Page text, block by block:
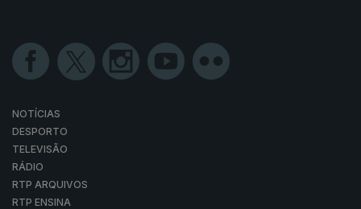
NOTÍCIAS
DESPORTO
TELEVISÃO
RÁDIO
RTP ARQUIVOS
RTP ENSINA